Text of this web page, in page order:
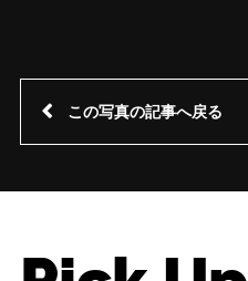
この写真の記事へ戻る